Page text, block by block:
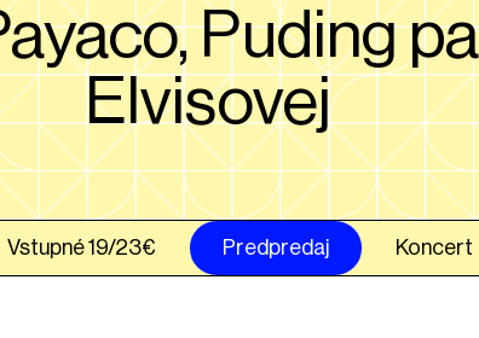
Puding
Elvisovej
Vstupné 19/23€ Predpredaj Koncert